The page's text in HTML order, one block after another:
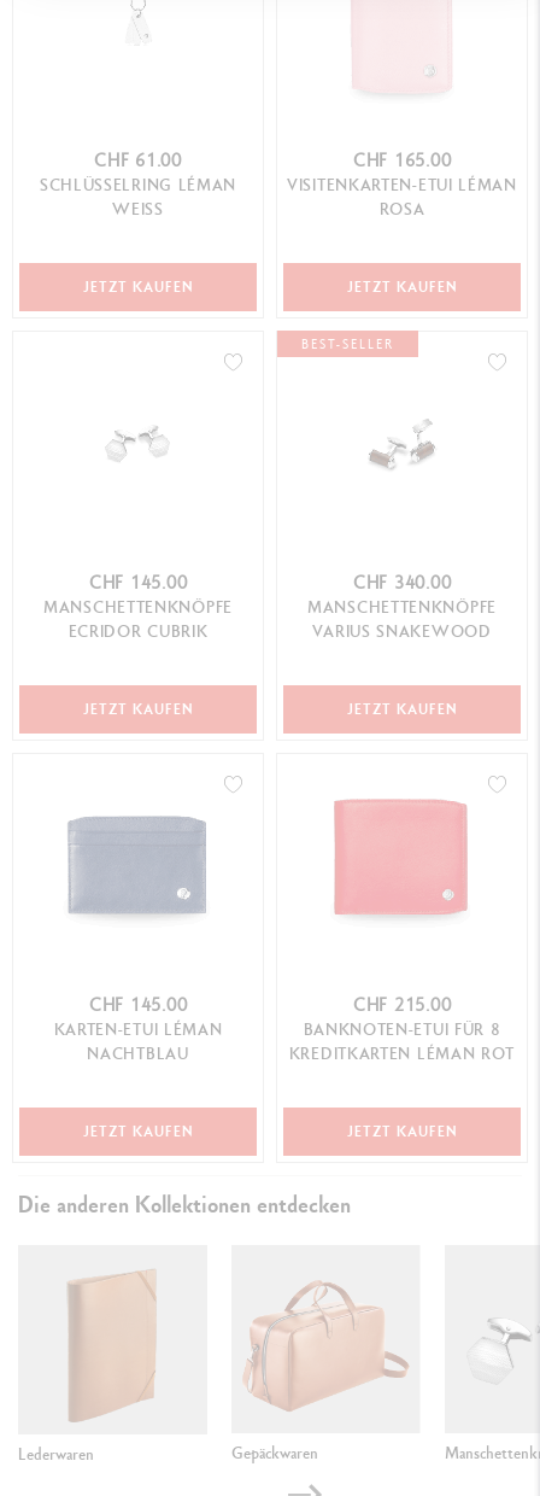
CHF 61.00
SCHLÜSSELRING LÉMAN
WEISS
JETZT KAUFEN
CHF 165.00
VISITENKARTEN-ETUI LÉMAN
ROSA
JETZT KAUFEN
CHF 145.00
MANSCHETTENKNÖPFE
ECRIDOR CUBRIK
JETZT KAUFEN
BEST-SELLER
CHF 340.00
MANSCHETTENKNÖPFE
VARIUS SNAKEWOOD
JETZT KAUFEN
CHF 145.00
KARTEN-ETUI LÉMAN
NACHTBLAU
JETZT KAUFEN
CHF 215.00
BANKNOTEN-ETUI FÜR 8
KREDITKARTEN LÉMAN ROT
JETZT KAUFEN
Die anderen Kollektionen entdecken
Lederwaren Gepäckwaren